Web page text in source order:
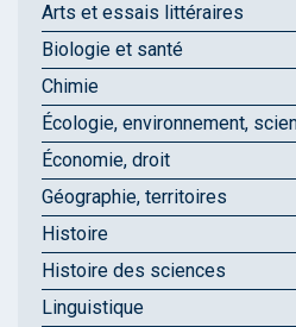
Arts et essais littéraires
Biologie et santé
Chimie
Écologie, environnement,
Économie, droit
Géographie, territoires
Histoire
Histoire des sciences
Linguistique